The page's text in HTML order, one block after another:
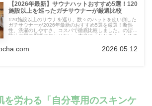
【2026年最新】サウナハットおすすめ5選！120
施設以上を巡ったガチサウナーが厳選比較
120施設以上のサウナを巡り、数々のハットを使い倒した
ガチサウナーが2026年最新のおすすめ5選を厳選！断熱
性、洗濯のしやすさ、コスパで徹底比較しました。のぼせ
防止や髪の保護に欠かせない、本当に「ととのう」ための
2026.05.12
を労わる「自分専用のスキンケ